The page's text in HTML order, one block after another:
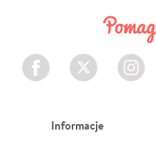
Facebook Twitter Instagram
Informacje